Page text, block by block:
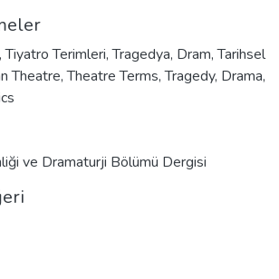
,Tiyatro Terimleri,Tragedya, Dram,Tarihsel
Theatre,Theatre Terms,Tragedy, Drama,
ve Dramaturji Bölümü Dergisi